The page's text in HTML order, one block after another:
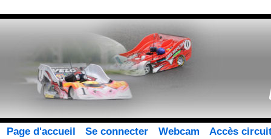
Page d'accueil Se connecter Webcam Accès